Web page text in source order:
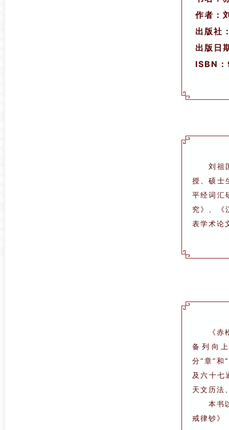
作者：
出版社
出版日
ISBN
刘祖
授、硕士
平经词汇
究》、《
表学术论
《
备列向
分“章”和
及六十七
天文历法
本书
戒律钞》